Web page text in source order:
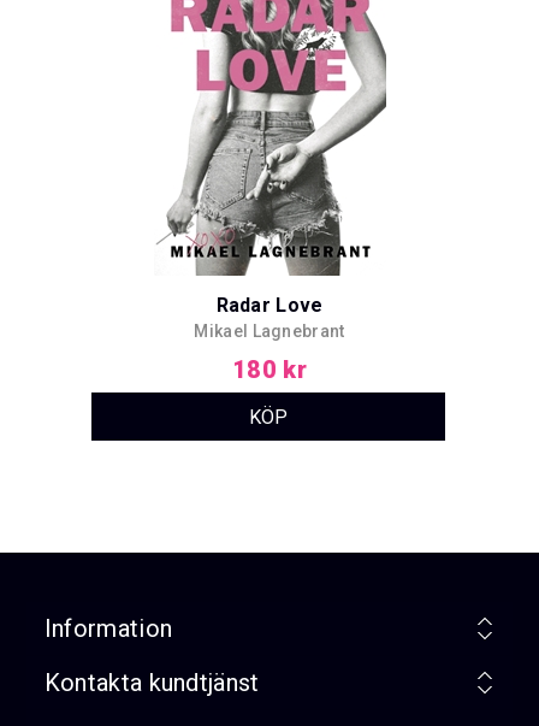
Radar Love
Mikael Lagnebrant
180 kr
Information
Kontakta kundtjänst